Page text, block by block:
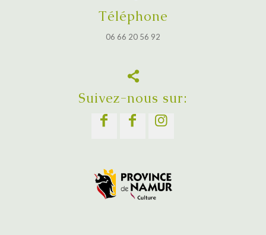
Téléphone
06 66 20 56 92
Suivez-nous sur: